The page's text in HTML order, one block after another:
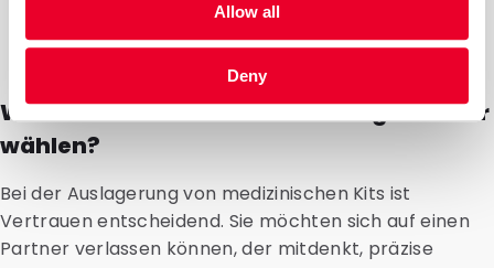
Allow all
Deny
Warum sollten Sie uns als Kitting-Partner
wählen?
Bei der Auslagerung von medizinischen Kits ist
Vertrauen entscheidend. Sie möchten sich auf einen
Partner verlassen können, der mitdenkt, präzise